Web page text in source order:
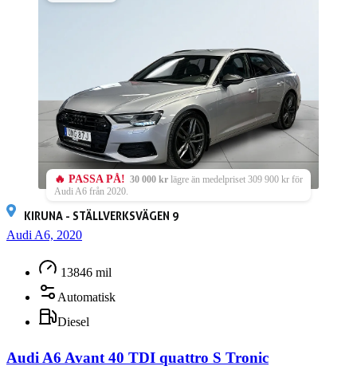
🔥 PASSA PÅ! 30 000 kr lägre än medelpriset 309 900 kr för
Audi A6 från 2020.
KIRUNA - STÄLLVERKSVÄGEN 9
Audi A6, 2020
13846 mil
Automatisk
Diesel
Audi A6 Avant 40 TDI quattro S Tronic